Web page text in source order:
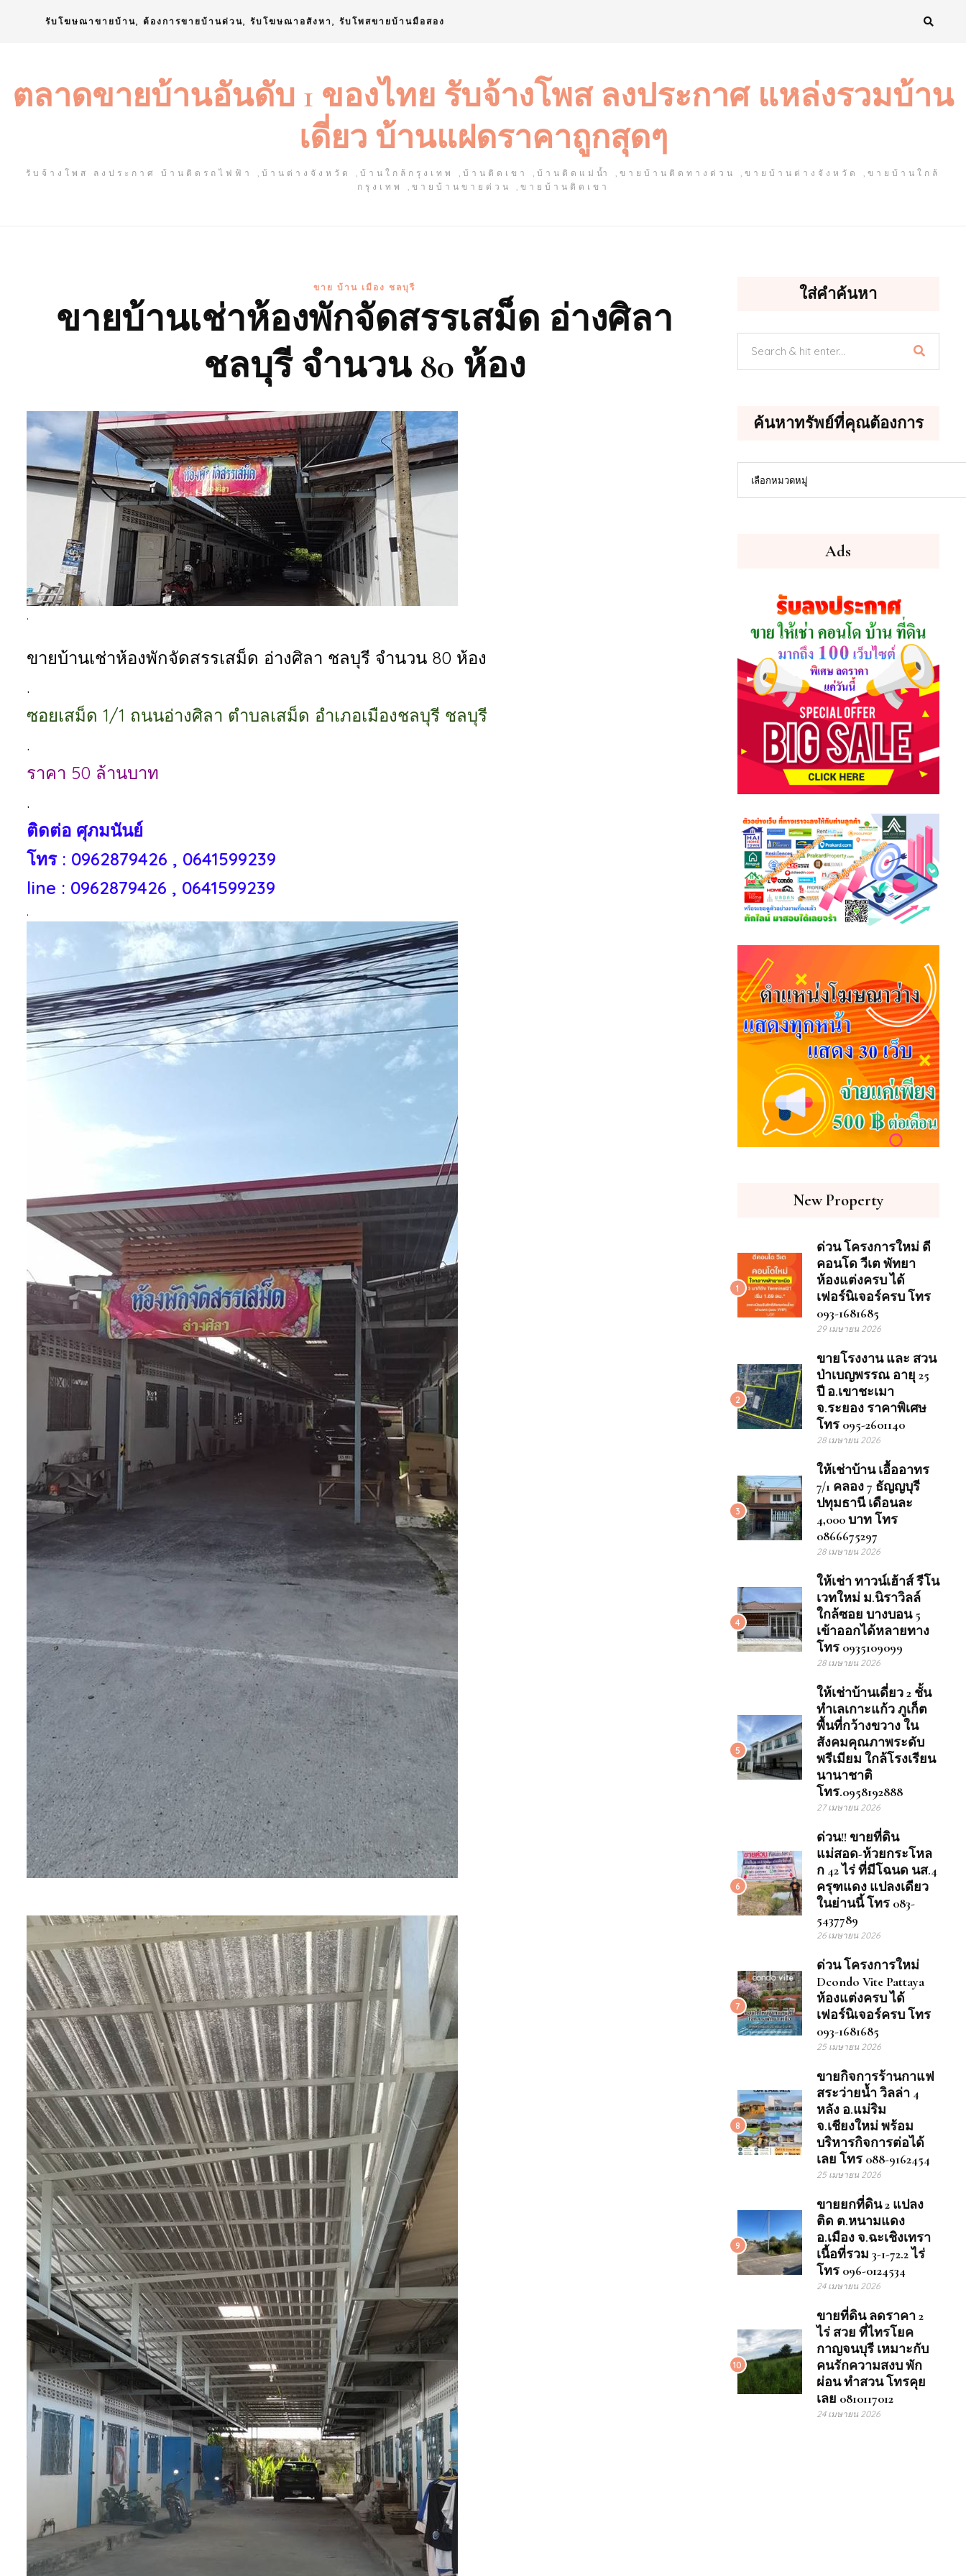
รับโฆษณาขายบ้าน, ต้องการขายบ้านด่วน, รับโฆษณาอสังหา, รับโพสขายบ้านมือสอง
ตลาดขายบ้านอันดับ 1 ของไทย รับจ้างโพส ลงประกาศ แหล่งรวมบ้าน
เดี่ยว บ้านแฝดราคาถูกสุดๆ
รับจ้างโพส ลงประกาศ บ้านติดรถไฟฟ้า ,บ้านต่างจังหวัด ,บ้านใกล้กรุงเทพ ,บ้านติดเขา ,บ้านติดแม่น้ำ ,ขายบ้านติดทางด่วน ,ขายบ้านต่างจังหวัด ,ขายบ้านใกล้
กรุงเทพ ,ขายบ้านขายด่วน ,ขายบ้านติดเขา
ขาย บ้าน เมือง ชลบุรี
ขายบ้านเช่าห้องพักจัดสรรเสม็ด อ่างศิลา
ชลบุรี จำนวน 80 ห้อง
.
ขายบ้านเช่าห้องพักจัดสรรเสม็ด อ่างศิลา ชลบุรี จำนวน 80 ห้อง
.
ซอยเสม็ด 1/1 ถนนอ่างศิลา ตำบลเสม็ด อำเภอเมืองชลบุรี ชลบุรี
.
ราคา 50 ล้านบาท
.
ติดต่อ ศุภมนันย์
โทร : 0962879426 , 0641599239
line : 0962879426 , 0641599239
.
ใส่คำค้นหา
ค้นหาทรัพย์ที่คุณต้องการ
เลือกหมวดหมู่
Ads
New Property
1
ด่วน โครงการใหม่ ดี
คอนโด วีเต พัทยา
ห้องแต่งครบ ได้
เฟอร์นิเจอร์ครบ โทร
093-1681685
29 เมษายน 2026
2
ขายโรงงาน และ สวน
ป่าเบญพรรณ อายุ 25
ปี อ.เขาชะเมา
จ.ระยอง ราคาพิเศษ
โทร 095-2601140
28 เมษายน 2026
3
ให้เช่าบ้าน เอื้ออาทร
7/1 คลอง 7 ธัญญบุรี
ปทุมธานี เดือนละ
4,000 บาท โทร
0866675297
28 เมษายน 2026
4
ให้เช่า ทาวน์เฮ้าส์ รีโน
เวทใหม่ ม.นิราวิลล์
ใกล้ซอย บางบอน 5
เข้าออกได้หลายทาง
โทร 0935109099
28 เมษายน 2026
5
ให้เช่าบ้านเดี่ยว 2 ชั้น
ทำเลเกาะแก้ว ภูเก็ต
พื้นที่กว้างขวาง ใน
สังคมคุณภาพระดับ
พรีเมียม ใกล้โรงเรียน
นานาชาติ
โทร.0958192888
27 เมษายน 2026
6
ด่วน!! ขายที่ดิน
แม่สอด-ห้วยกระโหล
ก 42 ไร่ ที่มีโฉนด นส.4
ครุฑแดง แปลงเดียว
ในย่านนี้ โทร 083-
5437789
26 เมษายน 2026
7
ด่วน โครงการใหม่
Dcondo Vite Pattaya
ห้องแต่งครบ ได้
เฟอร์นิเจอร์ครบ โทร
093-1681685
25 เมษายน 2026
8
ขายกิจการร้านกาแฟ
สระว่ายน้ำ วิลล่า 4
หลัง อ.แม่ริม
จ.เชียงใหม่ พร้อม
บริหารกิจการต่อได้
เลย โทร 088-9162454
25 เมษายน 2026
9
ขายยกที่ดิน 2 แปลง
ติด ต.หนามแดง
อ.เมือง จ.ฉะเชิงเทรา
เนื้อที่รวม 3-1-72.2 ไร่
โทร 096-0124534
24 เมษายน 2026
10
ขายที่ดิน ลดราคา 2
ไร่ สวย ที่ไทรโยค
กาญจนบุรี เหมาะกับ
คนรักความสงบ พัก
ผ่อน ทำสวน โทรคุย
เลย 0810117012
24 เมษายน 2026